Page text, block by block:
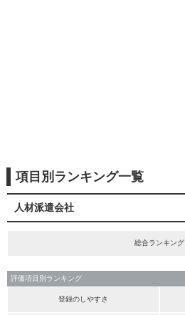
項目別ランキング一覧
人材派遣会社
総合ランキング
評価項目別ランキング
登録のしやすさ